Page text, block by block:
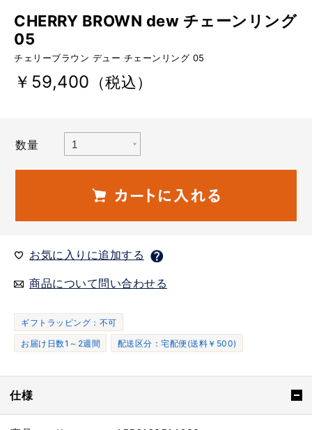
CHERRY BROWN dew チェーンリング
05
チェリーブラウン デュー チェーンリング 05
￥59,400 （税込）
数量
お気に入りに追加する
商品について問い合わせる
ギフトラッピング：不可
お届け日数1～2週間
配送区分：宅配便(送料￥500)
仕様